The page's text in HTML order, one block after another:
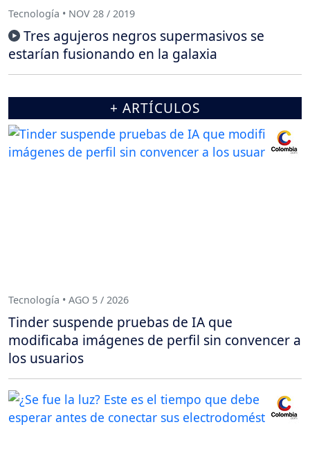
Tecnología • NOV 28 / 2019
Tres agujeros negros supermasivos se
estarían fusionando en la galaxia
+ ARTÍCULOS
Tecnología • AGO 5 / 2026
Tinder suspende pruebas de IA que
modificaba imágenes de perfil sin convencer a
los usuarios